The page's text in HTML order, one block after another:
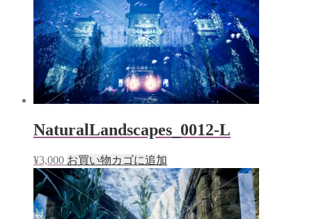
NaturalLandscapes_0012-L
¥3,000 お買い物カゴに追加